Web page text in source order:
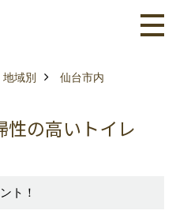
地域別 仙台市内
性の高いトイレ
ト！